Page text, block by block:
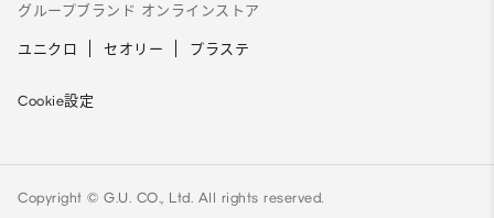
グループブランド オンラインストア
ユニクロ セオリー プラステ
Cookie設定
Copyright © G.U. CO., Ltd. All rights reserved.